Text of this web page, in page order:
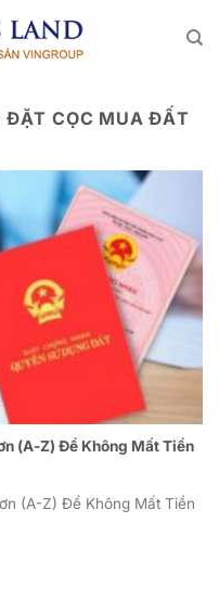
ĐẶT CỌC MUA ĐẤT
(A-Z) Để Không Mất Tiền
(A-Z) Để Không Mất Tiền